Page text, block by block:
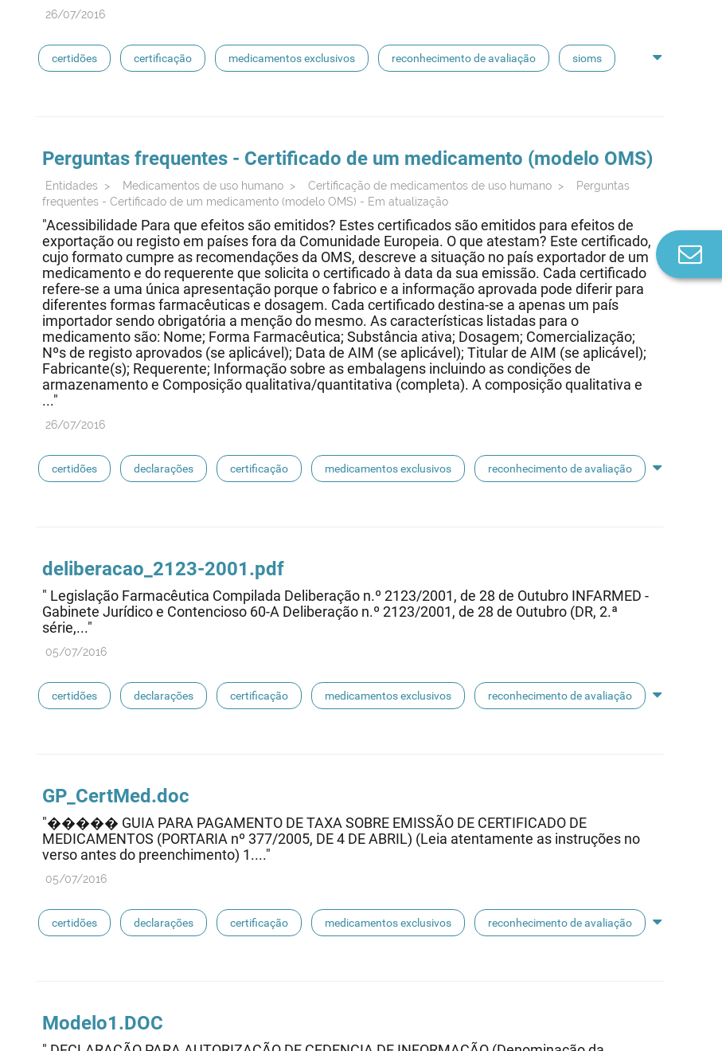
26/07/2016
certidões certificação medicamentos exclusivos reconhecimento de avaliação sioms
Perguntas frequentes - Certificado de um medicamento (modelo OMS)
Entidades > Medicamentos de uso humano > Certificação de medicamentos de uso humano >
Perguntas
frequentes - Certificado de um medicamento (modelo OMS) - Em atualização
"Acessibilidade Para que efeitos são emitidos? Estes certificados são emitidos para efeitos de
exportação ou registo em países fora da Comunidade Europeia. O que atestam? Este certificado,
cujo formato cumpre as recomendações da OMS, descreve a situação no país exportador de um
medicamento e do requerente que solicita o certificado à data da sua emissão. Cada certificado
refere-se a uma única apresentação porque o fabrico e a informação aprovada pode diferir para
diferentes formas farmacêuticas e dosagem. Cada certificado destina-se a apenas um país
importador sendo obrigatória a menção do mesmo. As características listadas para o
medicamento são: Nome; Forma Farmacêutica; Substância ativa; Dosagem; Comercialização;
Nºs de registo aprovados (se aplicável); Data de AIM (se aplicável); Titular de AIM (se aplicável);
Fabricante(s); Requerente; Informação sobre as embalagens incluindo as condições de
armazenamento e Composição qualitativa/quantitativa (completa). A composição qualitativa e
..."
26/07/2016
certidões declarações certificação medicamentos exclusivos reconhecimento de avaliação
deliberacao _2123-2001.pdf
" Legislação Farmacêutica Compilada Deliberação n.º 2123/2001, de 28 de Outubro INFARMED -
Gabinete Jurídico e Contencioso 60-A Deliberação n.º 2123/2001, de 28 de Outubro (DR, 2.ª
série,..."
05/07/2016
certidões declarações certificação medicamentos exclusivos reconhecimento de avaliação
GP_CertMed.doc
"����� GUIA PARA PAGAMENTO DE TAXA SOBRE EMISSÃO DE CERTIFICADO DE
MEDICAMENTOS (PORTARIA nº 377/2005, DE 4 DE ABRIL) (Leia atentamente as instruções no
verso antes do preenchimento) 1...."
05/07/2016
certidões declarações certificação medicamentos exclusivos reconhecimento de avaliação
Modelo1.DOC